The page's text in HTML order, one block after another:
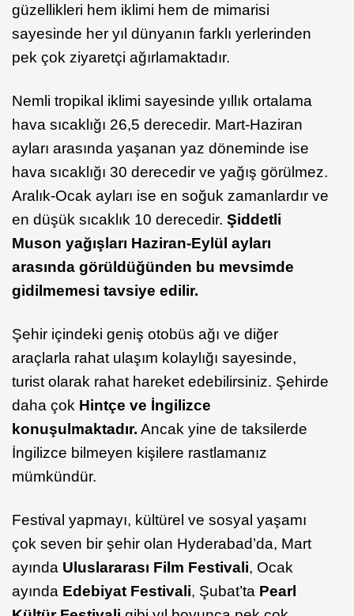
güzellikleri hem iklimi hem de mimarisi
sayesinde her yıl dünyanın farklı yerlerinden
pek çok ziyaretçi ağırlamaktadır.
Nemli tropikal iklimi sayesinde yıllık ortalama
hava sıcaklığı 26,5 derecedir. Mart-Haziran
ayları arasında yaşanan yaz döneminde ise
hava sıcaklığı 30 derecedir ve yağış görülmez.
Aralık-Ocak ayları ise en soğuk zamanlardır ve
en düşük sıcaklık 10 derecedir. Şiddetli
Muson yağışları Haziran-Eylül ayları
arasında görüldüğünden bu mevsimde
gidilmemesi tavsiye edilir.
Şehir içindeki geniş otobüs ağı ve diğer
araçlarla rahat ulaşım kolaylığı sayesinde,
turist olarak rahat hareket edebilirsiniz. Şehirde
daha çok Hintçe ve İngilizce
konuşulmaktadır. Ancak yine de taksilerde
İngilizce bilmeyen kişilere rastlamanız
mümkündür.
Festival yapmayı, kültürel ve sosyal yaşamı
çok seven bir şehir olan Hyderabad’da, Mart
ayında Uluslararası Film Festivali, Ocak
ayında Edebiyat Festivali, Şubat’ta Pearl